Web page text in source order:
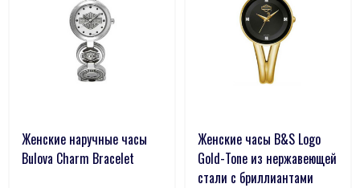
Женские наручные часы
Bulova Charm Bracelet
Женские часы B&S Logo
Gold-Tone из нержавеющей
стали с бриллиантами